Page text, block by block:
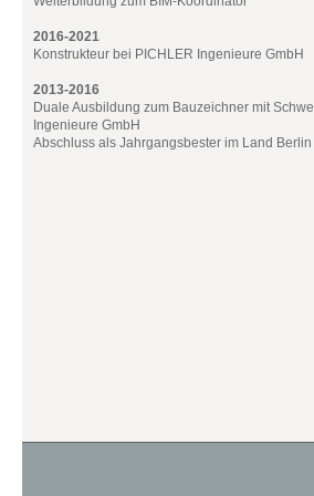
2016-2021
Konstrukteur bei PICHLER Ingenieure GmbH
2013-2016
Duale Ausbildung zum Bauzeichner mit
Ingenieure GmbH
Abschluss als Jahrgangsbester im Land Berlin